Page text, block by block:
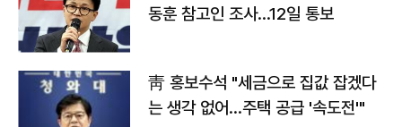
동훈 참고인 조사...12일 통보
靑 홍보수석 "세금으로 집값 잡겠다
는 생각 없어…주택 공급 '속도전'"